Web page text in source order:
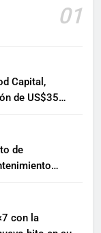
01
Capital,
de US$35
de
con la